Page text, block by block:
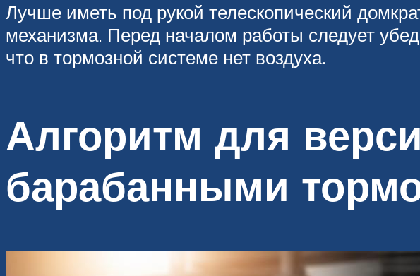
Лучше иметь под рукой телескопический
механизма. Перед началом работы следует
что в тормозной системе нет воздуха.
Алгоритм для
барабанными